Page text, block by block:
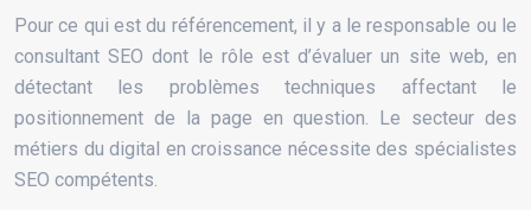
Pour ce qui est du référencement, il y a le responsable ou le
consultant SEO dont le rôle est d’évaluer un site web, en
détectant les problèmes techniques affectant le
positionnement de la page en question. Le secteur des
métiers du digital en croissance nécessite des spécialistes
SEO compétents.